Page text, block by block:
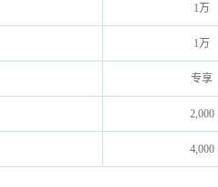
1万
1万
专享
2,000
4,000